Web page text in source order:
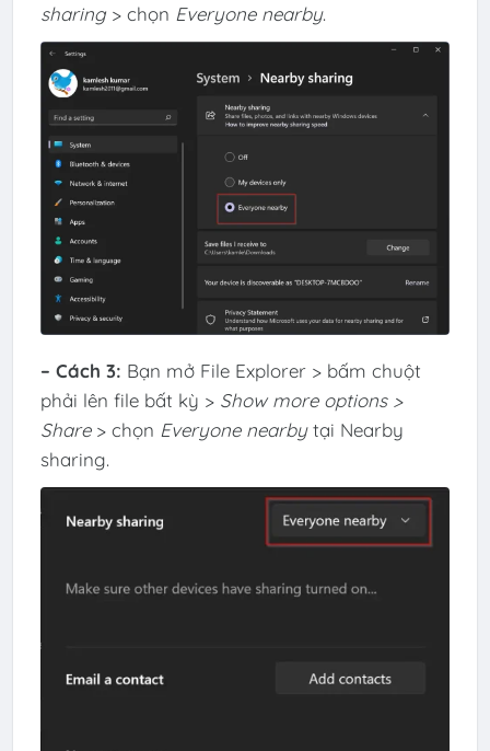
sharing> chọn Everyone nearby.
– Cách 3: Bạn mở File Explorer > bấm chuột
phải lên file bất kỳ > Show more options >
Share> chọn Everyone nearbytại Nearby
sharing.